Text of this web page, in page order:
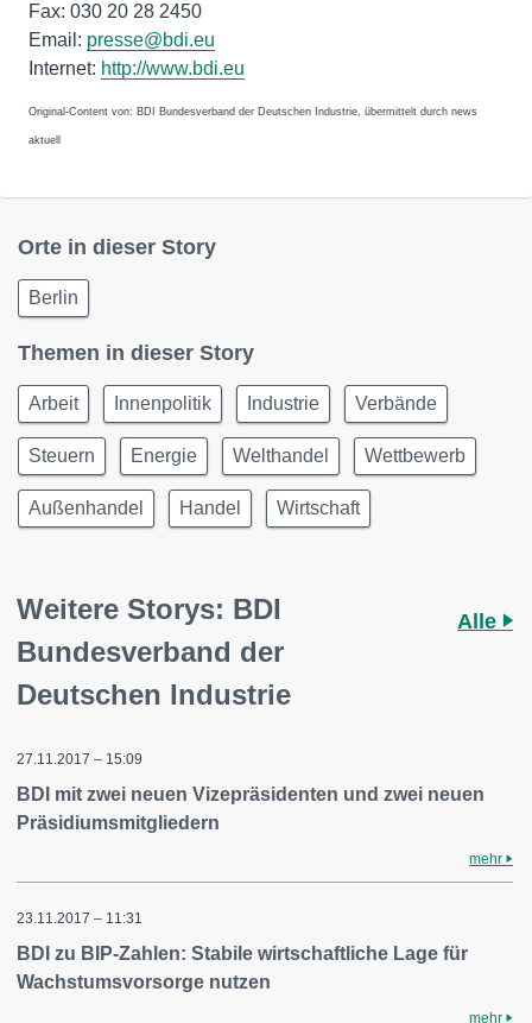
Fax: 030 20 28 2450
Email: presse@bdi.eu
Internet: http://www.bdi.eu
Original-Content von: BDI Bundesverband der Deutschen Industrie, übermittelt durch news
aktuell
Orte in dieser Story
Berlin
Themen in dieser Story
Arbeit Innenpolitik Industrie Verbände
Steuern Energie Welthandel Wettbewerb
Außenhandel Handel Wirtschaft
Weitere Storys: BDI
Bundesverband der
Deutschen Industrie
Alle
27.11.2017 – 15:09
BDI mit zwei neuen Vizepräsidenten und zwei neuen
Präsidiumsmitgliedern
mehr
23.11.2017 – 11:31
BDI zu BIP-Zahlen: Stabile wirtschaftliche Lage für
Wachstumsvorsorge nutzen
mehr